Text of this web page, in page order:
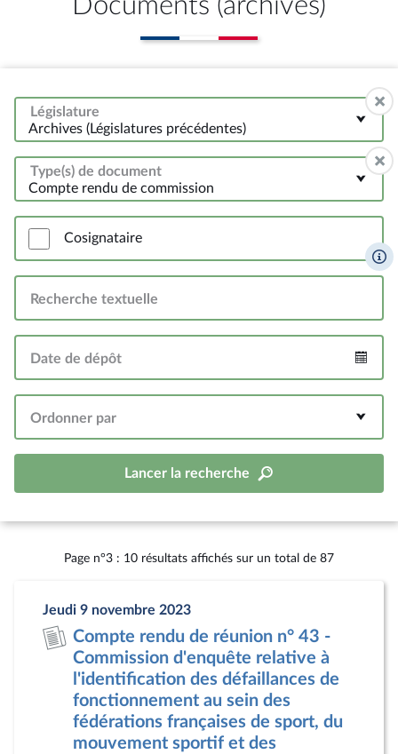
Documents (archives)
Législature
Archives (Législatures précédentes)
Type(s) de document
Compte rendu de commission
Cosignataire
Recherche textuelle
Date de dépôt
Ordonner par
Lancer la recherche
Page n°3 : 10 résultats affichés sur un total de 87
Jeudi 9 novembre 2023
Compte rendu de réunion n° 43 -
Commission d'enquête relative à
l'identification des défaillances de
fonctionnement au sein des
fédérations françaises de sport, du
mouvement sportif et des